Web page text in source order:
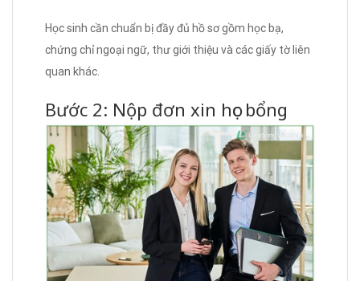
Học sinh cần chuẩn bị đầy đủ hồ sơ gồm học bạ,
chứng chỉ ngoại ngữ, thư giới thiệu và các giấy tờ liên
quan khác.
Bước 2: Nộp đơn xin học bổng